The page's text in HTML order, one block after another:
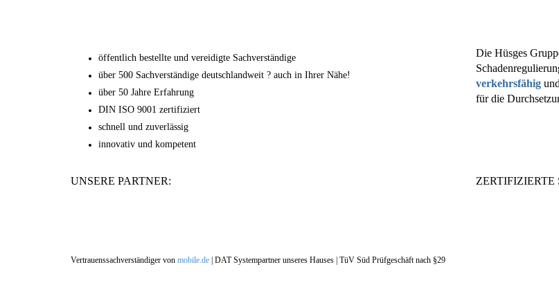
öffentlich bestellte und vereidigte Sachverständige
über 500 Sachverständige deutschlandweit ? auch in Ihrer Nähe!
über 50 Jahre Erfahrung
DIN ISO 9001 zertifiziert
schnell und zuverlässig
innovativ und kompetent
Die Hüsges
verkehrsfähig und
für die
UNSERE PARTNER: ZERTIFIZIERTE
Vertrauenssachverständiger von mobile.de DAT Systempartner unseres Hauses | TüV Süd Prüfgeschäft nach §29